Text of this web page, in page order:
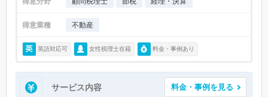
得意業種 不動産
英語対応可 女性税理士在籍 料金・事例あり
サービス内容 料金・事例を見る